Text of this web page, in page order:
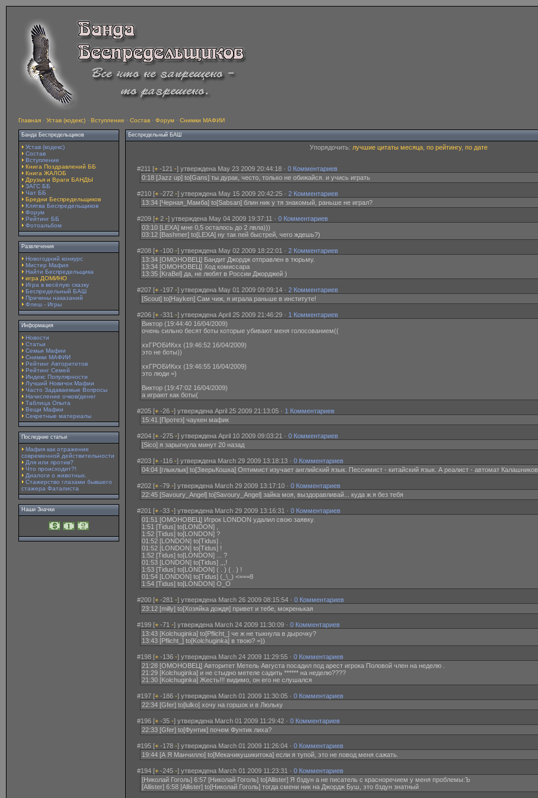
Главная · Устав (кодекс) · Вступление · Состав · Форум · Снимки МАФИИ
Банда Беспредельщиков
Устав (кодекс)
Состав
Вступление
Книга Поздравлений ББ
Книга ЖАЛОБ
Друзья и Враги БАНДЫ
ЗАГС ББ
Чат ББ
Бредни Беспредельщиков
Клятва Беспредельщиков
Форум
Рейтинг ББ
Фотоальбом
Развлечения
Новогодний конкурс
Мистер Мафия
Найти Беспредельщика
игра ДОМИНО
Игра в весёлую сказку
Беспредельный БАШ
Причины наказаний
Флеш - Игры
Информация
Новости
Статьи
Семьи Мафии
Снимки МАФИИ
Рейтинг Авторитетов
Рейтинг Семей
Индекс Популярности
Лучший Новичок Мафии
Часто Задаваемые Вопросы
Начисление очков/денег
Таблица Опыта
Вещи Мафии
Секретные материалы
Последние статьи
Мафия как отражение
современной действительности
Для или против?
Что происходит?!
Диалоги о животных.
Стажерство глазами бывшего
стажера Фаталиста
Наши Значки
Беспредельный БАШ
Упорядочить: лучшие цитаты месяца по рейтингу, по дате
#211 [+ -121 -] утверждена May 23 2009 20:44:18 · 0 Комментариев
0:18 [Jazz up] to[Gans] ты дурак, често, только не обижайся. и учись играть
#210 [+ -272 -] утверждена May 15 2009 20:42:25 · 2 Комментариев
13:34 [Черная_Мамба] to[Sabsan] блин ник у тя знакомый, раньше не играл?
#209 [+ 2 -] утверждена May 04 2009 19:37:11 · 0 Комментариев
03:10 [LEXA] мне 0,5 осталось до 2 лвла)))
03:12 [Bashmer] to[LEXA] ну так пей быстрей, чего ждешь?)
#208 [+ -100 -] утверждена May 02 2009 18:22:01 · 2 Комментариев
13:34 [ОМОНОВЕЦ] Бандит Джордж отправлен в тюрьму.
13:34 [ОМОНОВЕЦ] Ход комиссара
13:35 [KraBel] да, не любят в России Джорджей )
#207 [+ -197 -] утверждена May 01 2009 09:09:14 · 2 Комментариев
[Scout] to[Hayken] Сам чиж, я играла раньше в институте!
#206 [+ -331 -] утверждена April 25 2009 21:46:29 · 1 Комментариев
Виктор (19:44:40 16/04/2009)
очень сильно бесят боты которые убивают меня голосованием((
ххГРОБИКхх (19:46:52 16/04/2009)
это не боты))
ххГРОБИКхх (19:46:55 16/04/2009)
это люди =)
Виктор (19:47:02 16/04/2009)
а играют как боты(
#205 [+ -26 -] утверждена April 25 2009 21:13:05 · 1 Комментариев
15:41 [Протез] чаyкен мафик
#204 [+ -275 -] утверждена April 10 2009 09:03:21 · 0 Комментариев
[Sico] я зарыгнула минут 20 назад
#203 [+ -116 -] утверждена March 29 2009 13:18:13 · 0 Комментариев
04:04 [глыклык] to[ЗверьКошка] Оптимист изучает английский язык. Пессимист - китайский язык. А реалист - автомат
#202 [+ -79 -] утверждена March 29 2009 13:17:10 · 0 Комментариев
22:45 [Savoury_Angel] to[Savoury_Angel] зайка моя, выздоравливай... куда ж я без тебя
#201 [+ -33 -] утверждена March 29 2009 13:16:31 · 0 Комментариев
01:51 [ОМОНОВЕЦ] Игрок LONDON удалил свою заявку.
1:51 [Tidus] to[LONDON] ,
1:52 [Tidus] to[LONDON] ?
01:52 [LONDON] to[Tidus] .
01:52 [LONDON] to[Tidus] !
1:52 [Tidus] to[LONDON] ... ?
01:53 [LONDON] to[Tidus] ,,,!
1:53 [Tidus] to[LONDON] ( . ) ( . ) !
01:54 [LONDON] to[Tidus] (_\_) <===8
1:54 [Tidus] to[LONDON] O_O
#200 [+ -281 -] утверждена March 26 2009 08:15:54 · 0 Комментариев
23:12 [milly] to[Хозяйка дождя] привет и тебе, мокренькая
#199 [+ -71 -] утверждена March 24 2009 11:30:09 · 0 Комментариев
13:43 [Kolchuginka] to[Pflicht_] че ж не тыкнула в дырочку?
13:43 [Pflicht_] to[Kolchuginka] в твою? =))
#198 [+ -136 -] утверждена March 24 2009 11:29:55 · 0 Комментариев
21:28 [ОМОНОВЕЦ] Авторитет Метель Августа посадил под арест игрока Половой член на неделю .
21:29 [Kolchuginka] и не стыдно метеле садить ****** на неделю????
21:30 [Kolchuginka] Жесть!!! видимо, он его не слушался
#197 [+ -186 -] утверждена March 01 2009 11:30:05 · 0 Комментариев
22:34 [Gfer] to[lulko] хочу на горшок и в Люльку
#196 [+ -35 -] утверждена March 01 2009 11:29:42 · 0 Комментариев
22:33 [Gfer] to[Фунтик] почем Фунтик лиха?
#195 [+ -178 -] утверждена March 01 2009 11:26:04 · 0 Комментариев
19:44 [А Я Манчилло] to[Мекачикушикитока] если я тупой, это не повод меня сажать.
#194 [+ -245 -] утверждена March 01 2009 11:23:31 · 0 Комментариев
[Николай Гоголь] 6:57 [Николай Гоголь] to[Allister] Я бздун а не писатель с красноречием у меня проблемы:Ъ
[Allister] 6:58 [Allister] to[Николай Гоголь] тогда смени ник на Джордж Буш, это бздун знатный